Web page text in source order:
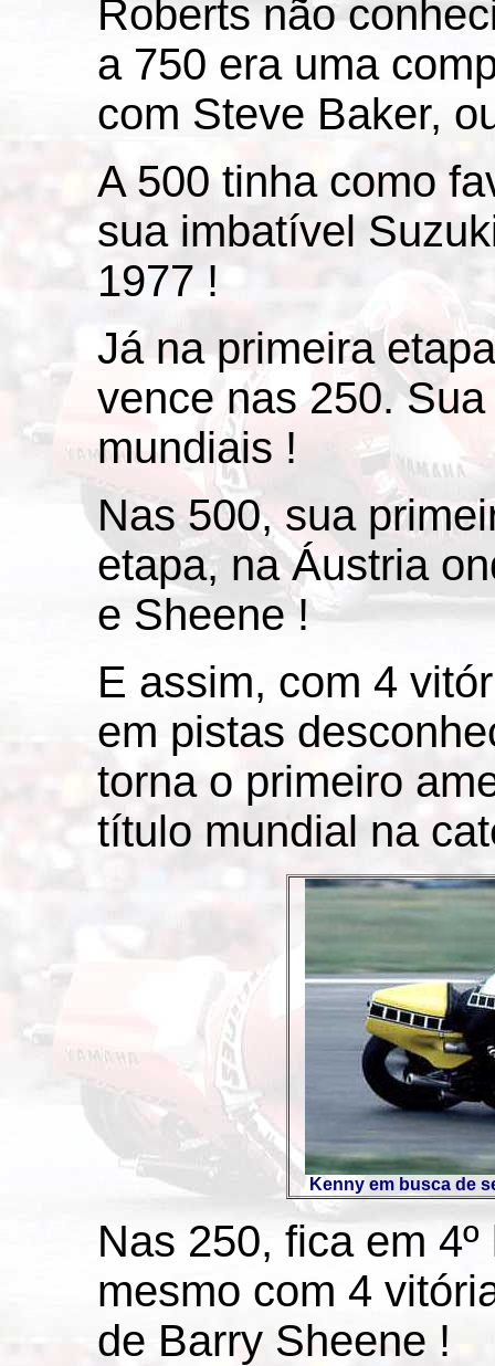
Roberts não
a 750 era uma
com Steve Baker,
A 500 tinha como
sua imbatível
1977 !
Já na primeira
vence nas 250.
mundiais !
Nas 500, sua
etapa, na Áustria
e Sheene !
E assim, com 4
em pistas
torna o primeiro
título mundial na
Kenny em busca de
Nas 250, fica em
mesmo com 4
de Barry Sheene !